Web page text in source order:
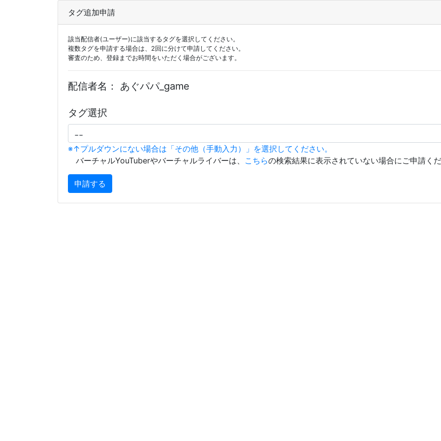
タグ追加申請
該当配信者(ユーザー)に該当するタグを選択してください。
複数タグを申請する場合は、2回に分けて申請してください。
審査のため、登録までお時間をいただく場合がございます。
配信者名： あぐパパ_game
タグ選択
※↑プルダウンにない場合は「その他（手動入力）」を選択してください。
バーチャルYouTuberやバーチャルライバーは、 こちらの検索結果に表示されていない場合にご申請く
申請する